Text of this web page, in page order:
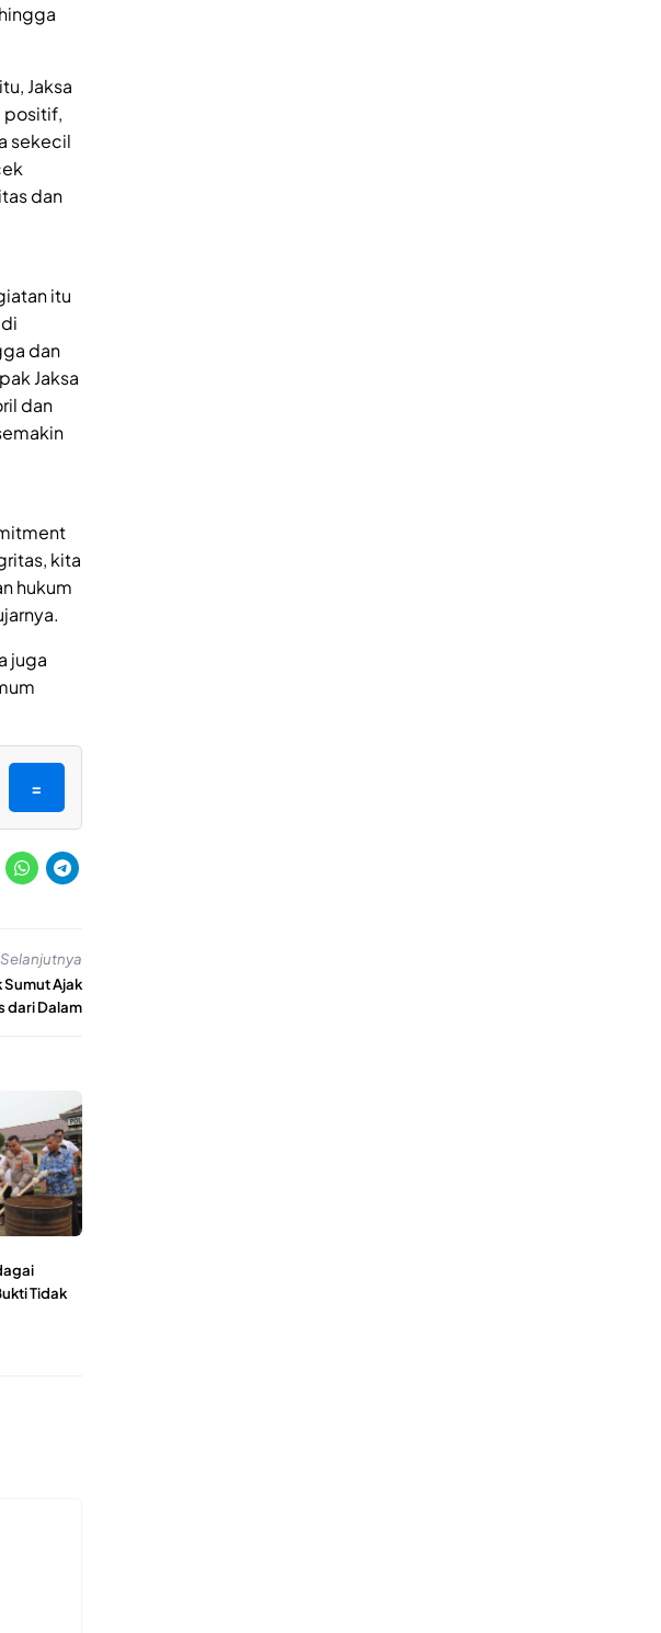
Jaksa
positif,
sekecil
dan
itu
dan
Jaksa
dan
kita
hukum
juga
=
Selanjutnya
Sumut Ajak
dari Dalam
Tidak